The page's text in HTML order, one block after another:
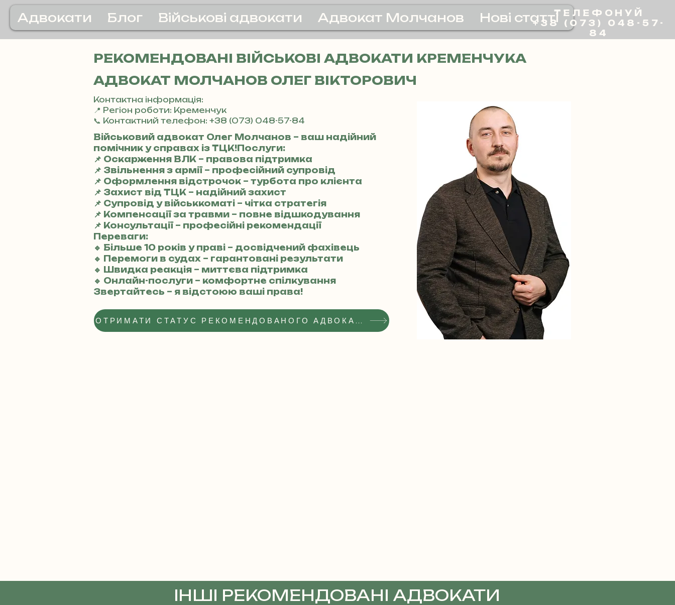
Адвокати Блог Військові адвокати Адвокат Молчанов Нові статтіТЕЛЕФОНУЙ
+38 (073) 048-57-
84
РЕКОМЕНДОВАНІ ВІЙСЬКОВІ АДВОКАТИ КРЕМЕНЧУКА
АДВОКАТ МОЛЧАНОВ ОЛЕГ ВІКТОРОВИЧ
Контактна інформація:
📍 Регіон роботи: Кременчук
📞 Контактний телефон: +38 (073) 048-57-84
Військовий адвокат Олег Молчанов – ваш надійний
помічник у справах із ТЦК!Послуги:
📌 Оскарження ВЛК – правова підтримка
📌 Звільнення з армії – професійний супровід
📌 Оформлення відстрочок – турбота про клієнта
📌 Захист від ТЦК – надійний захист
📌 Супровід у військкоматі – чітка стратегія
📌 Компенсації за травми – повне відшкодування
📌 Консультації – професійні рекомендації
Переваги:
🔹 Більше 10 років у праві – досвідчений фахівець
🔹 Перемоги в судах – гарантовані результати
🔹 Швидка реакція – миттєва підтримка
🔹 Онлайн-послуги – комфортне спілкування
Звертайтесь – я відстоюю ваші права!
ОТРИМАТИ СТАТУС РЕКОМЕНДОВАНОГО АДВОКАТА
ІНШІ РЕКОМЕНДОВАНІ АДВОКАТИ